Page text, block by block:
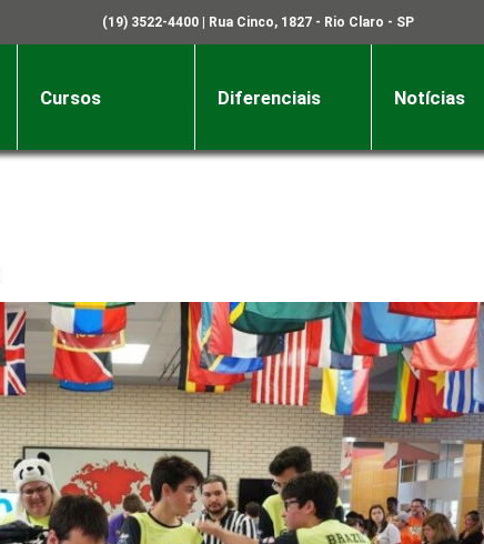
(19) 3522-4400 | Rua Cinco, 1827 - Rio Claro - SP
Cursos Diferenciais Notícias